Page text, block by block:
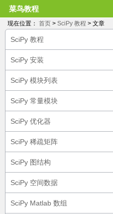
菜鸟教程
现在位置： 首页 > SciPy 教程 > 文章
SciPy 教程
SciPy 安装
SciPy 模块列表
SciPy 常量模块
SciPy 优化器
SciPy 稀疏矩阵
SciPy 图结构
SciPy 空间数据
SciPy Matlab 数组